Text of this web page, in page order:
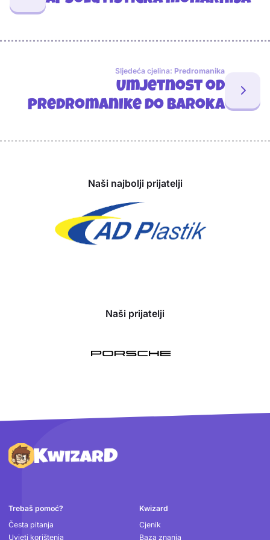
Sljedeća cjelina: Predromanika
Umjetnost od
predromanike do baroka
Naši najbolji prijatelji
Naši prijatelji
Podnožje
Trebaš pomoć?
Česta pitanja
Uvjeti korištenja
Kwizard
Cjenik
Baza znanja